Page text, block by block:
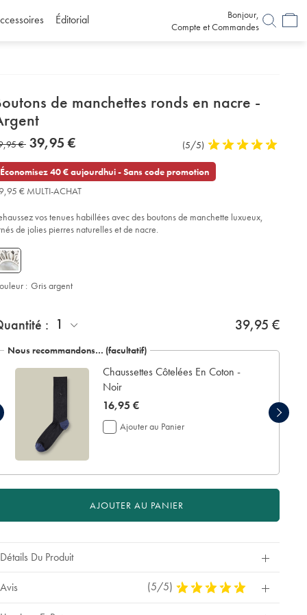
Éditorial
Bonjour,
Compte et Commandes
de manchettes ronds en nacre -
www.charlestyrwhitt.com/fr/boutons-
€ now
39,95
€
39,95 €
Commentaires
l’article
(5/5) 5
out
of
Économisez 40 € aujourdhui - Sans code promotion
€ MULTI-ACHAT
vos tenues habillées avec des boutons de manchette luxueux,
de jolies pierres naturelles et de nacre.
: Gris argent
: 1 39,95 €
Nous recommandons… (facultatif)
Chaussettes Côtelées En Coton -
Noir
now
16,95
€
16,95 €
Ajouter au Panier
AJOUTER AU PANIER
Détails Du Produit
Avis (5/5) 5
Stars